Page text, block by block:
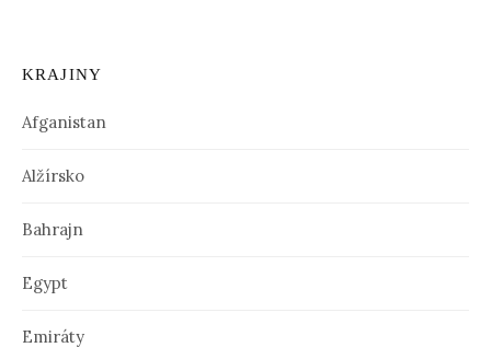
KRAJINY
Afganistan
Alžírsko
Bahrajn
Egypt
Emiráty